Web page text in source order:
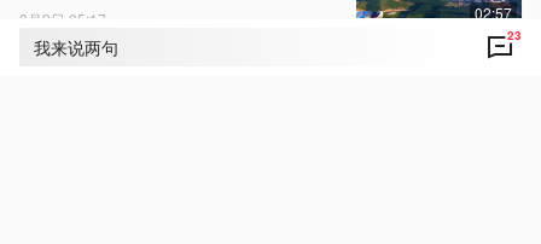
我来说两句 23
8月9日 05:17 02:57
视频丨首个全国产10万卡AI超集